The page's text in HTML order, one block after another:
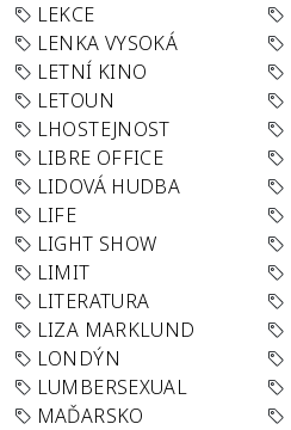
LEKCE
LENKA VYSOKÁ
LETNÍ KINO
LETOUN
LHOSTEJNOST
LIBRE OFFICE
LIDOVÁ HUDBA
LIFE
LIGHT SHOW
LIMIT
LITERATURA
LIZA MARKLUND
LONDÝN
LUMBERSEXUAL
MAĎARSKO